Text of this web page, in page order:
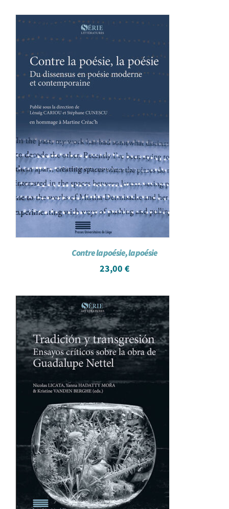
Contre la poésie, la poésie
23,00 €